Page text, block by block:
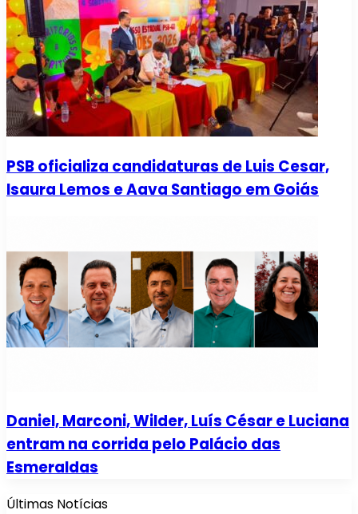
PSB oficializa candidaturas de Luis Cesar,
Isaura Lemos e Aava Santiago em Goiás
Daniel, Marconi, Wilder, Luís César e Luciana
entram na corrida pelo Palácio das
Esmeraldas
Últimas Notícias